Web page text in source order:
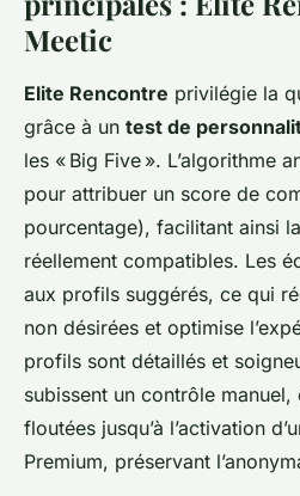
Meetic
Elite Rencontre privilégie la
grâce à un test de
les « Big Five ». L’algorithme
pour attribuer un score de
pourcentage), facilitant ainsi
réellement compatibles. Les
aux profils suggérés, ce qui
non désirées et optimise
profils sont détaillés et
subissent un contrôle
floutées jusqu’à l’activation
Premium, préservant